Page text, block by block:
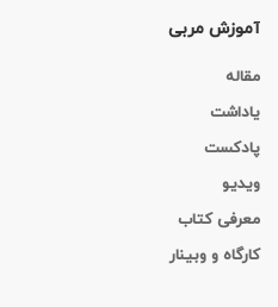
آموزش مربی
مقاله
یاداشت
پادکست
ویدیو
معرفی کتاب
کارگاه‌ و وبینار